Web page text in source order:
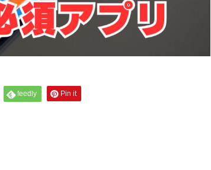
feedly Pin it